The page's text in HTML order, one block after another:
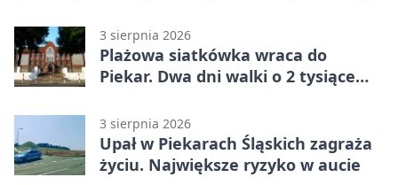
3 sierpnia 2026
Plażowa siatkówka wraca do
Piekar. Dwa dni walki o 2 tysiące
3 sierpnia 2026
Upał w Piekarach Śląskich zagraża
życiu. Największe ryzyko w aucie